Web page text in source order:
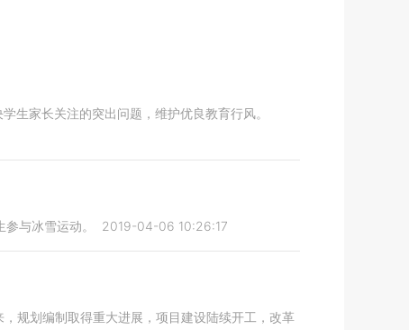
生家长关注的突出问题，维护优良教育行风。
与冰雪运动。 2019-04-06 10:26:17
规划编制取得重大进展，项目建设陆续开工，改革